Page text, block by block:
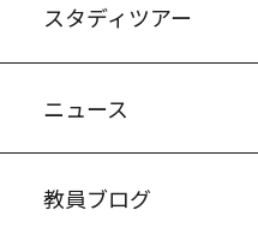
スタディツアー
ニュース
教員ブログ